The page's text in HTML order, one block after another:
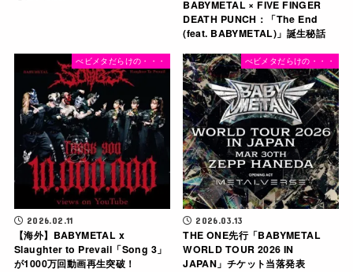
BABYMETAL × FIVE FINGER
DEATH PUNCH：「The End
(feat. BABYMETAL)」誕生秘話
べビメタだらけの・・・
2026.02.11
【海外】BABYMETAL x
Slaughter to Prevail「Song 3」
が1000万回動画再生突破！
べビメタだらけの・・・
2026.03.13
THE ONE先行「BABYMETAL
WORLD TOUR 2026 IN
JAPAN」チケット当落発表